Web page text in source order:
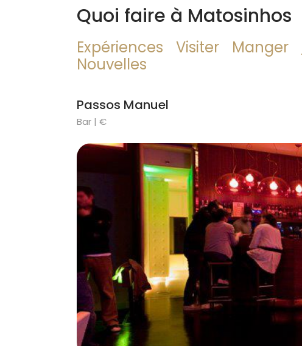
Quoi faire à Matosinhos
Expériences Visiter Manger
Nouvelles
Passos Manuel
Bar | €